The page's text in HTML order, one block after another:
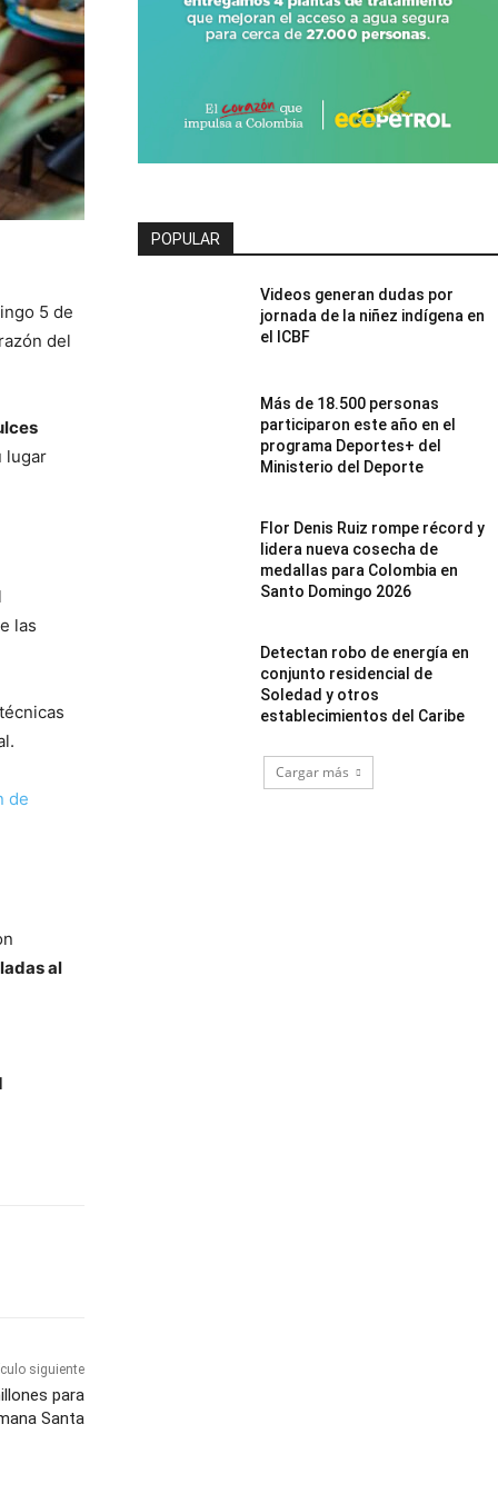
5 de
del
lugar
las
de
al
siguiente
para
Santa
POPULAR
Videos generan dudas por
jornada de la niñez indígena en
el ICBF
Más de 18.500 personas
participaron este año en el
programa Deportes+ del
Ministerio del Deporte
Flor Denis Ruiz rompe récord y
lidera nueva cosecha de
medallas para Colombia en
Santo Domingo 2026
Detectan robo de energía en
conjunto residencial de
Soledad y otros
establecimientos del Caribe
Cargar más